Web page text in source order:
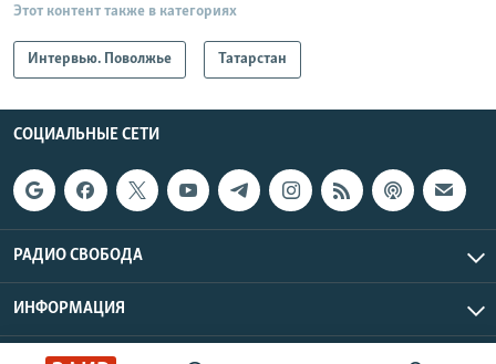
Этот контент также в категориях
Интервью. Поволжье Татарстан
СОЦИАЛЬНЫЕ СЕТИ
РАДИО СВОБОДА
ИНФОРМАЦИЯ